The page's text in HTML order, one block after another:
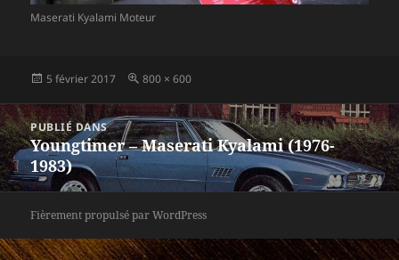
Maserati Kyalami Moteur
Publié
5 février 2017
Taille
800 × 600
Navigation
de
l’article
PUBLIÉ DANS
Youngtimer – Maserati Kyalami (1976-
1983)
Fièrement propulsé par WordPress